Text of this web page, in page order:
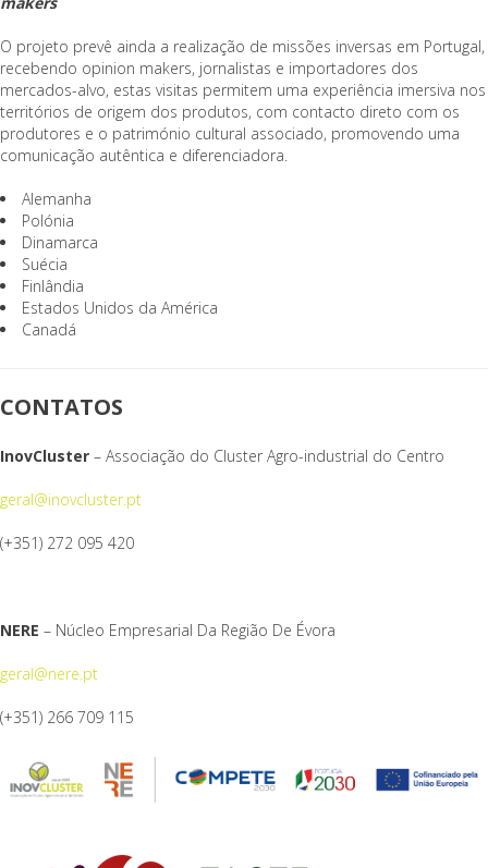
O projeto prevê ainda a realização de missões inversas em Portugal,
recebendo opinion makers, jornalistas e importadores dos
mercados-alvo, estas visitas permitem uma experiência imersiva nos
territórios de origem dos produtos, com contacto direto com os
produtores e o património cultural associado, promovendo uma
comunicação autêntica e diferenciadora.
Alemanha
Polónia
Dinamarca
Suécia
Finlândia
Estados Unidos da América
Canadá
CONTATOS
InovCluster – Associação do Cluster Agro-industrial do Centro
geral@inovcluster.pt
(+351) 272 095 420
NERE – Núcleo Empresarial Da Região De Évora
geral@nere.pt
(+351) 266 709 115